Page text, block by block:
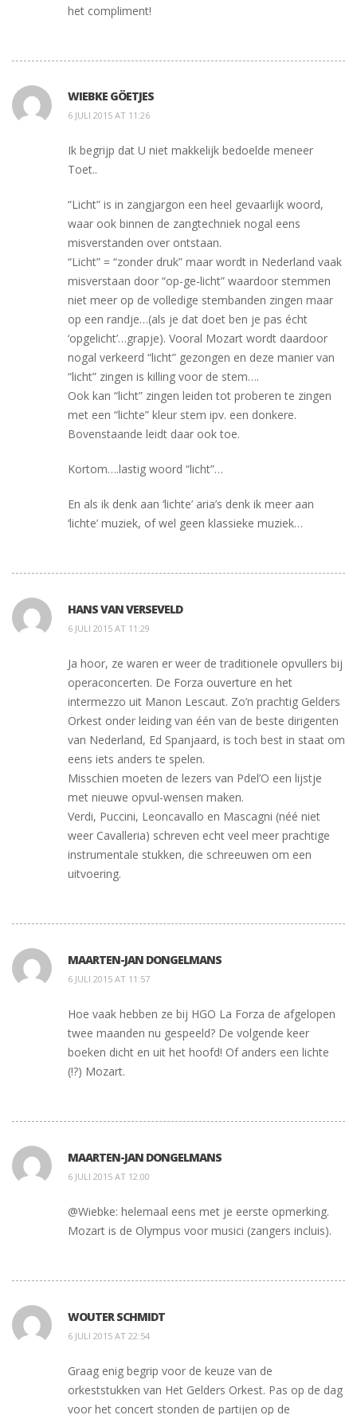
het compliment!
WIEBKE GÖETJES
6 JULI 2015 AT 11:26
Ik begrijp dat U niet makkelijk bedoelde meneer
Toet..
“Licht” is in zangjargon een heel gevaarlijk woord,
waar ook binnen de zangtechniek nogal eens
misverstanden over ontstaan.
“Licht” = “zonder druk” maar wordt in Nederland vaak
misverstaan door “op-ge-licht” waardoor stemmen
niet meer op de volledige stembanden zingen maar
op een randje…(als je dat doet ben je pas écht
‘opgelicht’…grapje). Vooral Mozart wordt daardoor
nogal verkeerd “licht” gezongen en deze manier van
“licht” zingen is killing voor de stem….
Ook kan “licht” zingen leiden tot proberen te zingen
met een “lichte” kleur stem ipv. een donkere.
Bovenstaande leidt daar ook toe.
Kortom….lastig woord “licht”…
En als ik denk aan ‘lichte’ aria’s denk ik meer aan
‘lichte’ muziek, of wel geen klassieke muziek…
HANS VAN VERSEVELD
6 JULI 2015 AT 11:29
Ja hoor, ze waren er weer de traditionele opvullers bij
operaconcerten. De Forza ouverture en het
intermezzo uit Manon Lescaut. Zo’n prachtig Gelders
Orkest onder leiding van één van de beste dirigenten
van Nederland, Ed Spanjaard, is toch best in staat om
eens iets anders te spelen.
Misschien moeten de lezers van Pdel’O een lijstje
met nieuwe opvul-wensen maken.
Verdi, Puccini, Leoncavallo en Mascagni (néé niet
weer Cavalleria) schreven echt veel meer prachtige
instrumentale stukken, die schreeuwen om een
uitvoering.
MAARTEN-JAN DONGELMANS
6 JULI 2015 AT 11:57
Hoe vaak hebben ze bij HGO La Forza de afgelopen
twee maanden nu gespeeld? De volgende keer
boeken dicht en uit het hoofd! Of anders een lichte
(!?) Mozart.
MAARTEN-JAN DONGELMANS
6 JULI 2015 AT 12:00
@Wiebke: helemaal eens met je eerste opmerking.
Mozart is de Olympus voor musici (zangers incluis).
WOUTER SCHMIDT
6 JULI 2015 AT 22:54
Graag enig begrip voor de keuze van de
orkeststukken van Het Gelders Orkest. Pas op de dag
voor het concert stonden de partijen op de